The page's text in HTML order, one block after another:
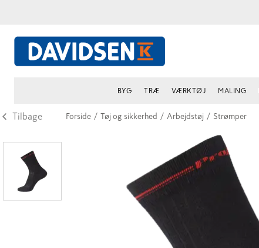
BYG TRÆ VÆRKTØJ MALING
Tilbage Forside / Tøj og sikkerhed / Arbejdstøj / Strømper